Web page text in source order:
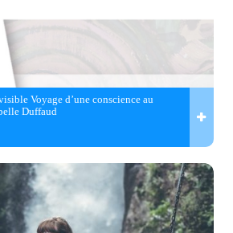
Voyage d’une conscience au
Duffaud